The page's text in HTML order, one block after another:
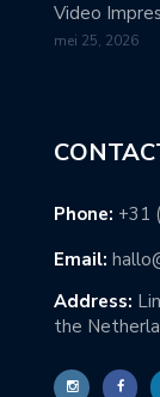
Video
mei 25, 2026
Phone: +31
Email:
Address:
the